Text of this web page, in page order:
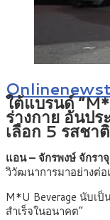
ใต้แบรนด์
ร่างกาย อันป
เลือก 5 รสชาติ
แอน – จักรพงษ์ จักรา
วิวัฒนาการมาอย่างต่อ
M*U Beverage นับเ
สำเร็จในอนาคต”